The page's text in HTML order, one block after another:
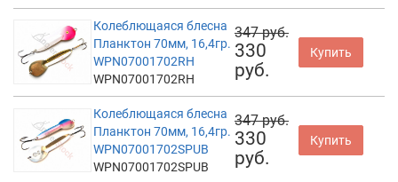
Колеблющаяся блесна
Планктон 70мм, 16,4гр.
WPN07001702RH
WPN07001702RH
347 руб.
330
руб.
Купить
Колеблющаяся блесна
Планктон 70мм, 16,4гр.
WPN07001702SPUB
WPN07001702SPUB
347 руб.
330
руб.
Купить